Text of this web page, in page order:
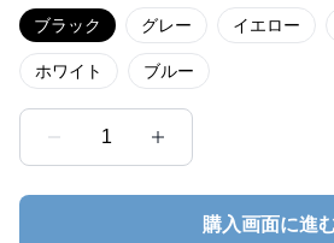
ブラック グレー イエロー
ホワイト ブルー
1
購入画面に進